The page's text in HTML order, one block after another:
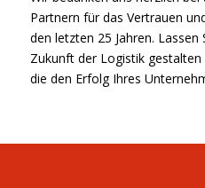
Partnern für das Vertrauen
den letzten 25 Jahren. Lassen
Zukunft der Logistik
die den Erfolg Ihres